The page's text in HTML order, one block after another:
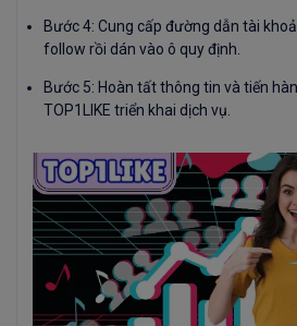
Bước 4: Cung cấp đường dẫn tài
follow rồi dán vào ô quy định.
Bước 5: Hoàn tất thông tin và tiến
TOP1LIKE triển khai dịch vụ.